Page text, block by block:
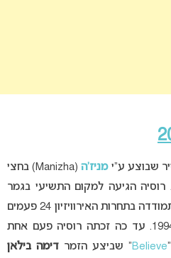
שבוצע ע”ימניז’ה
(Manizha) בחצי
. רוסיה הגיעה למקום התשיעי בגמר
הגדול עם 204 נקודות. רוסיה התמודדה בתחרות האירוויזיון 24 פעמים
לאחר שהצטרפה לתחרות ב- 1994. עד כה זכתה רוסיה פעם אחת
Believe” שביצע הזמר דימה בילאן